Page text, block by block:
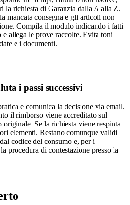
la richiesta di Garanzia dalla A alla Z.
mancata consegna e gli articoli non
Compila il modulo indicando i fatti
allega le prove raccolte. Evita toni
e i documenti.
i passi successivi
e comunica la decisione via email.
il rimborso viene accreditato sul
originale. Se la richiesta viene respinta
elementi. Restano comunque validi
codice del consumo e, per i
procedura di contestazione presso la